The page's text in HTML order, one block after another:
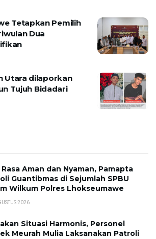
Tetapkan Pemilih
Dua
Utara dilaporkan
Tujuh Bidadari
Aman dan Nyaman, Pamapta
Guantibmas di Sejumlah SPBU
Wilkum Polres Lhokseumawe
2026
Situasi Harmonis, Personel
Meurah Mulia Laksanakan Patroli